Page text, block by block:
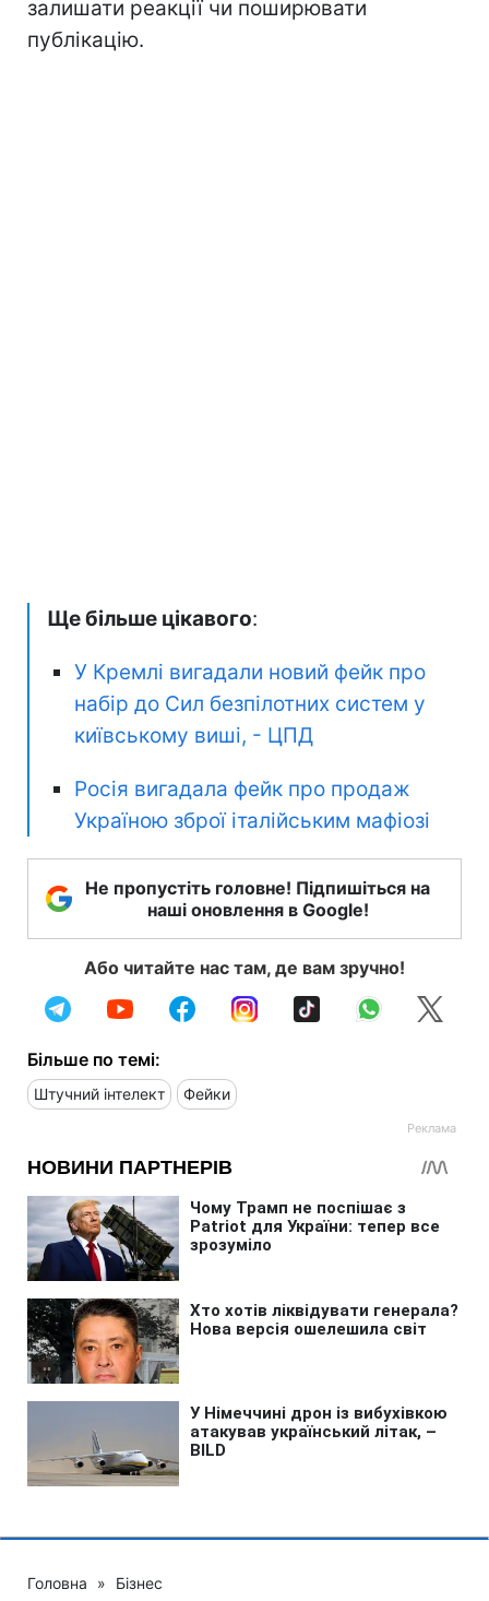
залишати реакції чи поширювати
публікацію.
Ще більше цікавого:
У Кремлі вигадали новий фейк про
набір до Сил безпілотних систем у
київському виші, - ЦПД
Росія вигадала фейк про продаж
Україною зброї італійським мафіозі
Не пропустіть головне! Підпишіться на
наші оновлення в Google!
Або читайте нас там, де вам зручно!
Більше по темі:
Штучний інтелект Фейки
Головна » Бізнес